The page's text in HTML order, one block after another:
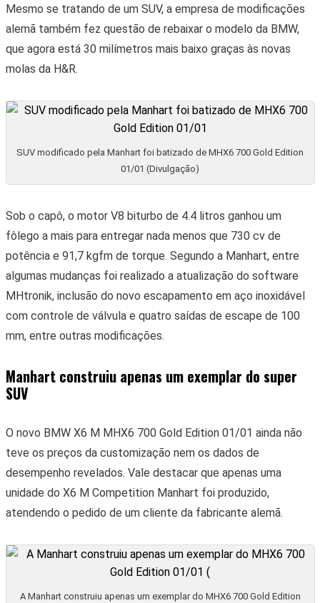
Mesmo se tratando de um SUV, a empresa de modificações
alemã também fez questão de rebaixar o modelo da BMW,
que agora está 30 milímetros mais baixo graças às novas
molas da H&R.
SUV modificado pela Manhart foi batizado de MHX6 700 Gold Edition
01/01 (Divulgação)
Sob o capô, o motor V8 biturbo de 4.4 litros ganhou um
fôlego a mais para entregar nada menos que 730 cv de
potência e 91,7 kgfm de torque. Segundo a Manhart, entre
algumas mudanças foi realizado a atualização do software
MHtronik, inclusão do novo escapamento em aço inoxidável
com controle de válvula e quatro saídas de escape de 100
mm, entre outras modificações.
Manhart construiu apenas um exemplar do super
SUV
O novo BMW X6 M MHX6 700 Gold Edition 01/01 ainda não
teve os preços da customização nem os dados de
desempenho revelados. Vale destacar que apenas uma
unidade do X6 M Competition Manhart foi produzido,
atendendo o pedido de um cliente da fabricante alemã.
A Manhart construiu apenas um exemplar do MHX6 700 Gold Edition